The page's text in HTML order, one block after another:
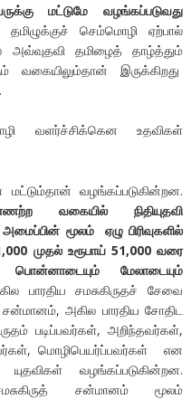
மட்டுமே வழங்கப்படுவது
செம்மொழி ஏற்பால்
அவ்வுதவி தமிழைத் தாழ்த்தும்
வகையிலும்தான் இருக்கிறது
வளர்ச்சிக்கென உதவிகள்
மட்டும்தான் வழங்கப்படுகின்றன.
வகையில் நிதியுதவி
மூலம் ஏழு பிரிவுகளில்
முதல் உரூபாய் 51,000 வரை
மேலாடையும்
பாரதிய சமசுகிருதச் சேவை
அகில பாரதிய சோதிட
படிப்பவர்கள், அறிந்தவர்கள்,
மொழிபெயர்ப்பவர்கள் என
வழங்கப்படுகின்றன.
சன்மானம் மூலம்